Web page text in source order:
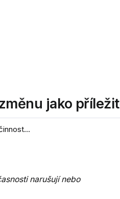
jako
narušují nebo